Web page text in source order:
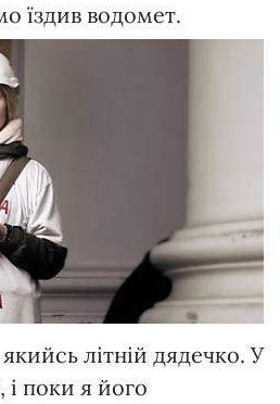
їздив водомет.
літній дядечко. У
і поки я його